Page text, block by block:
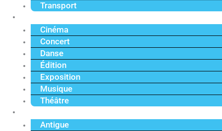
Transport
Cinéma
Concert
Danse
Édition
Exposition
Musique
Théâtre
Antigue